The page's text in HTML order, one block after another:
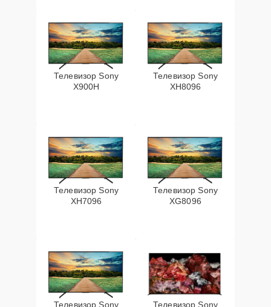
Телевизор Sony
X900H
Телевизор Sony
XH8096
Телевизор Sony
XH7096
Телевизор Sony
XG8096
Телевизор Sony
Телевизор Sony